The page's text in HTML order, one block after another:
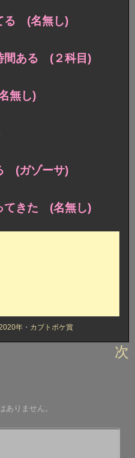
る (名無し)
間ある (２科目)
無し)
(ガゾーサ)
てきた (名無し)
年 ・ カブトボケ賞
次
ありません。